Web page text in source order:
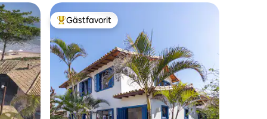
Populär gästfavorit
Gästfavorit